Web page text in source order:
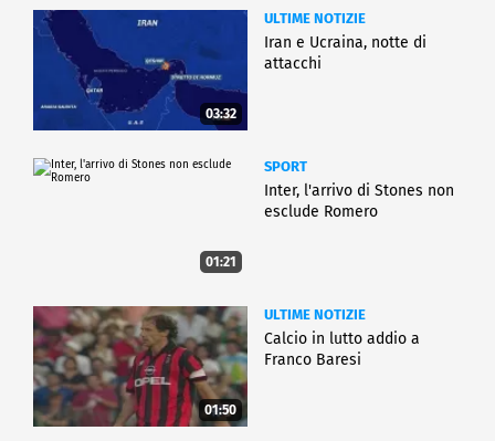
03:32
ULTIME NOTIZIE
Iran e Ucraina, notte di
attacchi
01:21
SPORT
Inter, l'arrivo di Stones non
esclude Romero
01:50
ULTIME NOTIZIE
Calcio in lutto addio a
Franco Baresi